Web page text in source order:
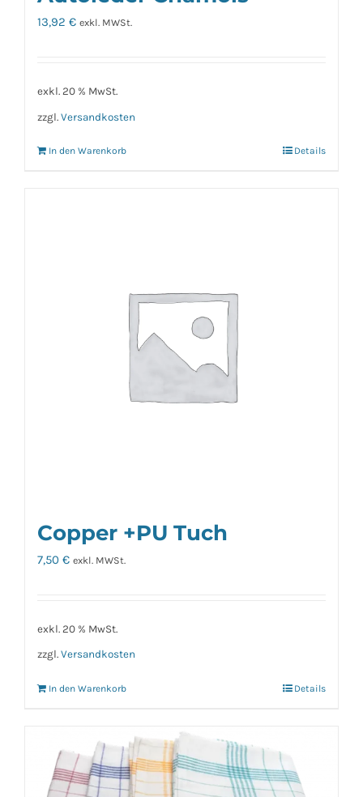
13,92 € exkl. MWSt.
exkl. 20 % MwSt.
zzgl. Versandkosten
In den Warenkorb Details
Copper +PU Tuch
7,50 € exkl. MWSt.
exkl. 20 % MwSt.
zzgl. Versandkosten
In den Warenkorb Details